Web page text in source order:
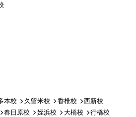
本校 久留米校 香椎校
西新校
春日原校 姪浜校 大橋校
行橋校